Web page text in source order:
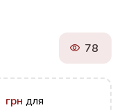
78
грн для